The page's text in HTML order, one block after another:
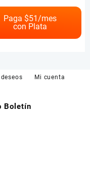
tiene
múltiples
variantes.
Las
elegir
Paga $51 /mes
con Plata
Mi cuenta
Boletín